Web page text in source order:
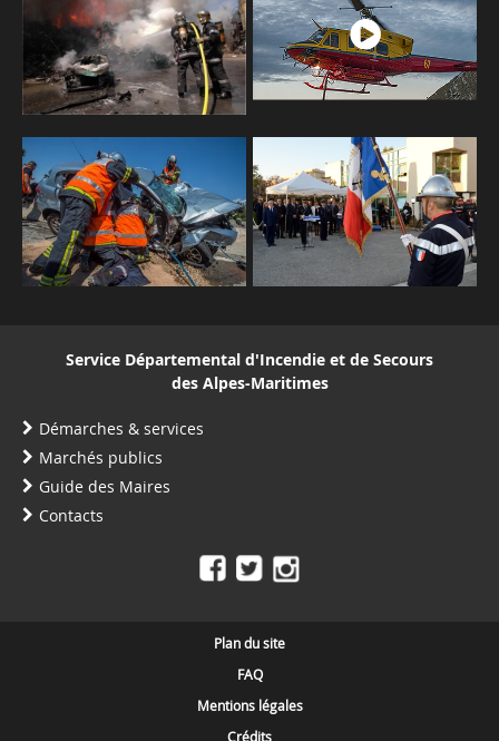
Service Départemental d'Incendie et de Secours
des Alpes-Maritimes
Démarches & services
Marchés publics
Guide des Maires
Contacts
Plan du site
FAQ
Mentions légales
Crédits